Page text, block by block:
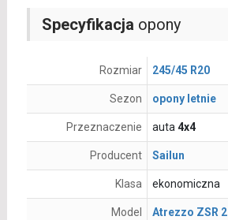
Specyfikacja opony
Rozmiar 245/45 R20
Sezon opony letnie
Przeznaczenie auta 4x4
Producent Sailun
Klasa ekonomiczna
Model Atrezzo ZSR 2